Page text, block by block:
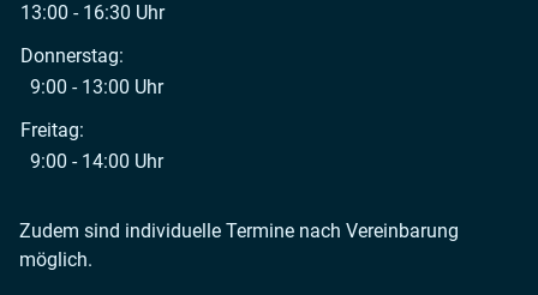
13:00 - 16:30 Uhr
Donnerstag:
9:00 - 13:00 Uhr
Freitag:
9:00 - 14:00 Uhr
Zudem sind individuelle Termine nach Vereinbarung
möglich.